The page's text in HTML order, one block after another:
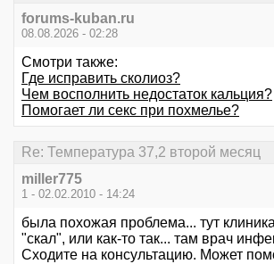
forums-kuban.ru
08.08.2026 - 02:28
Смотри также:
Где исправить сколиоз?
Чем восполнить недостаток кальция?
Помогает ли секс при похмелье?
Re: Температура 37,2 второй месяц
miller775
1 - 02.02.2010 - 14:24
была похожая проблема... тут
"скал", или как-то так... там врач
Сходите на консультацию. Может